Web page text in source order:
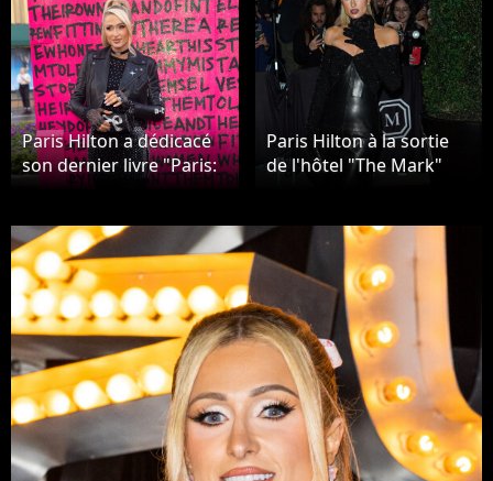
Paris Hilton a dédicacé
son dernier livre "Paris:
The memoir" à Los
Paris Hilton à la sortie
de l'hôtel "The Mark"
2023" à New York City,
New York, Etats-Unis, le
1er mai 2023.